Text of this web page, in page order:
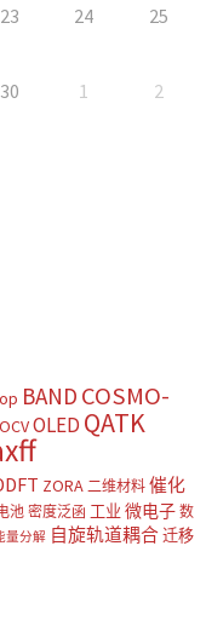
23 24 25
30 1 2
BAND COSMO-
OLED QATK
ZORA 二维材料 催化
池 密度泛函 工业 微电子 数
量分解 自旋轨道耦合迁移